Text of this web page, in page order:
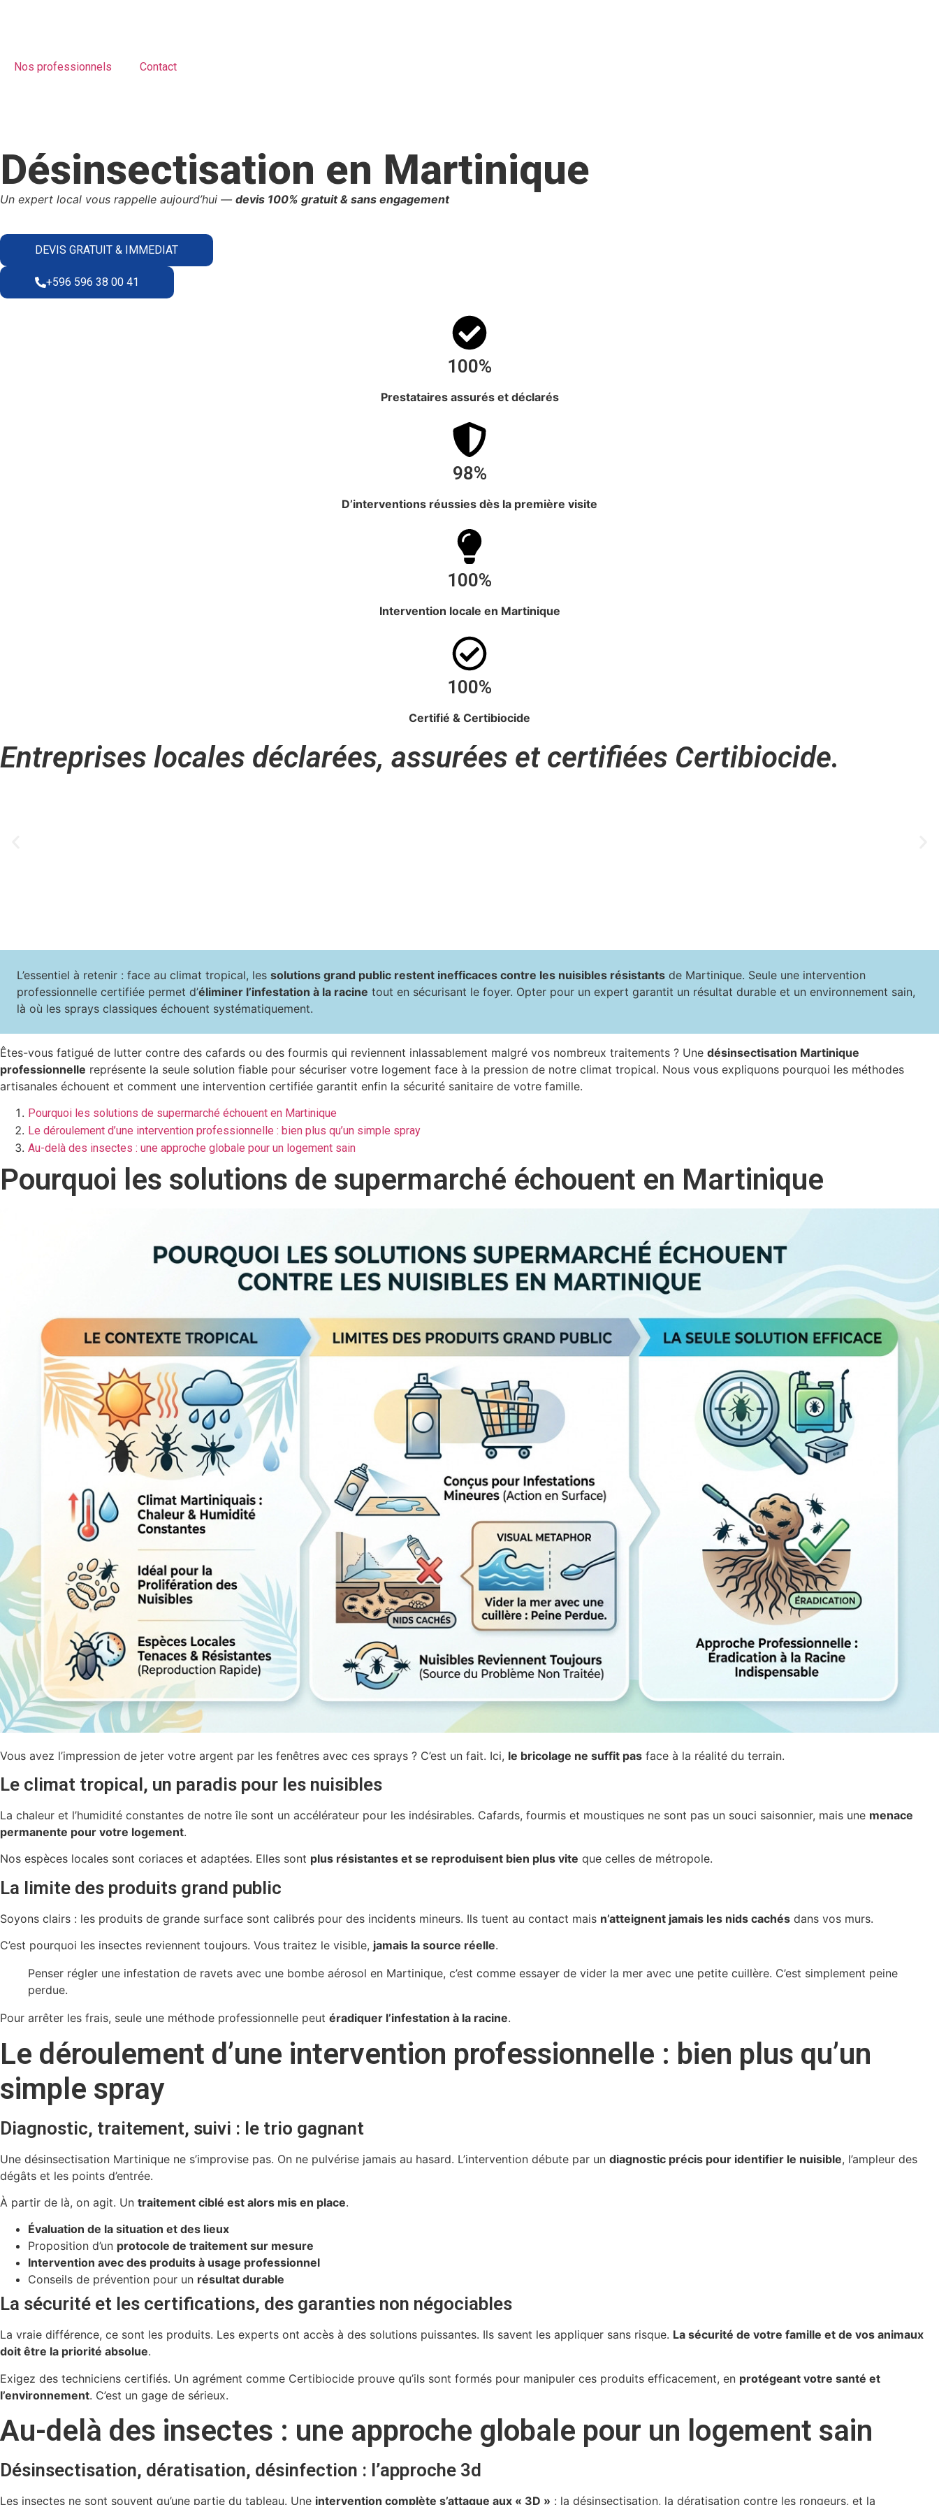
Nos professionnels Contact
Désinsectisation en Martinique
Un expert local vous rappelle aujourd’hui — devis 100% gratuit & sans engagement
DEVIS GRATUIT & IMMEDIAT
+596 596 38 00 41
100%
Prestataires assurés et déclarés
98%
D’interventions réussies dès la première visite
100%
Intervention locale en Martinique
100%
Certifié & Certibiocide
Entreprises locales déclarées, assurées et certifiées Certibiocide.
L’essentiel à retenir : face au climat tropical, les solutions grand public restent inefficaces contre les nuisibles résistants de Martinique. Seule une intervention
professionnelle certifiée permet d’éliminer l’infestation à la racine tout en sécurisant le foyer. Opter pour un expert garantit un résultat durable et un environnement sain,
là où les sprays classiques échouent systématiquement.
Êtes-vous fatigué de lutter contre des cafards ou des fourmis qui reviennent inlassablement malgré vos nombreux traitements ? Une désinsectisation Martinique
professionnelle représente la seule solution fiable pour sécuriser votre logement face à la pression de notre climat tropical. Nous vous expliquons pourquoi les méthodes
artisanales échouent et comment une intervention certifiée garantit enfin la sécurité sanitaire de votre famille.
Pourquoi les solutions de supermarché échouent en Martinique
Le déroulement d’une intervention professionnelle : bien plus qu’un simple spray
Au-delà des insectes : une approche globale pour un logement sain
Pourquoi les solutions de supermarché échouent en Martinique
Vous avez l’impression de jeter votre argent par les fenêtres avec ces sprays ? C’est un fait. Ici, le bricolage ne suffit pas face à la réalité du terrain.
Le climat tropical, un paradis pour les nuisibles
La chaleur et l’humidité constantes de notre île sont un accélérateur pour les indésirables. Cafards, fourmis et moustiques ne sont pas un souci saisonnier, mais une menace
permanente pour votre logement.
Nos espèces locales sont coriaces et adaptées. Elles sont plus résistantes et se reproduisent bien plus vite que celles de métropole.
La limite des produits grand public
Soyons clairs : les produits de grande surface sont calibrés pour des incidents mineurs. Ils tuent au contact mais n’atteignent jamais les nids cachés dans vos murs.
C’est pourquoi les insectes reviennent toujours. Vous traitez le visible, jamais la source réelle.
Penser régler une infestation de ravets avec une bombe aérosol en Martinique, c’est comme essayer de vider la mer avec une petite cuillère. C’est simplement peine
perdue.
Pour arrêter les frais, seule une méthode professionnelle peut éradiquer l’infestation à la racine.
Le déroulement d’une intervention professionnelle : bien plus qu’un
simple spray
Diagnostic, traitement, suivi : le trio gagnant
Une désinsectisation Martinique ne s’improvise pas. On ne pulvérise jamais au hasard. L’intervention débute par un diagnostic précis pour identifier le nuisible, l’ampleur des
dégâts et les points d’entrée.
À partir de là, on agit. Un traitement ciblé est alors mis en place.
Évaluation de la situation et des lieux
Proposition d’un protocole de traitement sur mesure
Intervention avec des produits à usage professionnel
Conseils de prévention pour un résultat durable
La sécurité et les certifications, des garanties non négociables
La vraie différence, ce sont les produits. Les experts ont accès à des solutions puissantes. Ils savent les appliquer sans risque. La sécurité de votre famille et de vos animaux
doit être la priorité absolue.
Exigez des techniciens certifiés. Un agrément comme Certibiocide prouve qu’ils sont formés pour manipuler ces produits efficacement, en protégeant votre santé et
l’environnement. C’est un gage de sérieux.
Au-delà des insectes : une approche globale pour un logement sain
Désinsectisation, dératisation, désinfection : l’approche 3d
Les insectes ne sont souvent qu’une partie du tableau. Une intervention complète s’attaque aux « 3D » : la désinsectisation, la dératisation contre les rongeurs, et la